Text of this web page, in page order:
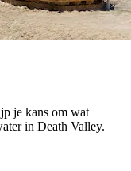
je kans om wat
in Death Valley.